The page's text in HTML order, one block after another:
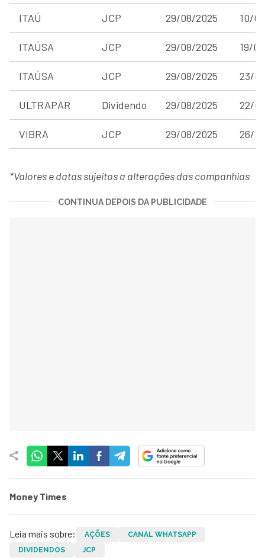
ITAÚ JCP 29/08/2025 10/
ITAÚSA JCP 29/08/2025 19/
ITAÚSA JCP 29/08/2025 23/
ULTRAPAR Dividendo 29/08/2025 22/
VIBRA JCP 29/08/2025 26/
*Valores e datas sujeitos a alterações das companhias
CONTINUA DEPOIS DA PUBLICIDADE
Money Times
Leia mais sobre: AÇÕES
CANAL WHATSAPP
DIVIDENDOS
JCP